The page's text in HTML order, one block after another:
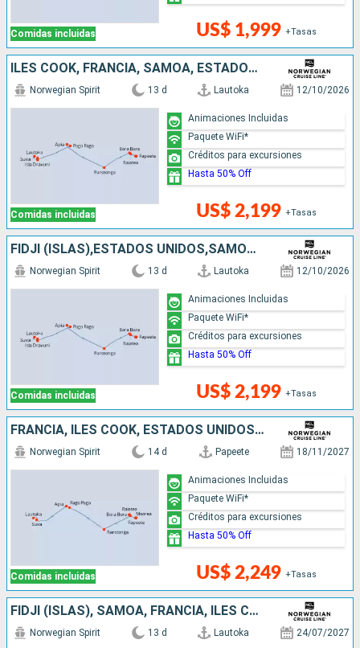
Comidas incluidas US$ 1,999 +Tasas
ILES COOK, FRANCIA, SAMOA, ESTADOS UNIDOS, FIDJI (ISLAS)
Comidas incluidas
Norwegian Spirit 13 d Lautoka 12/10/2026
US$ 2,199 +Tasas
Animaciones Incluidas
Paquete WiFi*
Créditos para excursiones
Hasta 50% Off
FIDJI (ISLAS),ESTADOS UNIDOS,SAMOA,ILES COOK,FRANCIA
Comidas incluidas
Norwegian Spirit 13 d Lautoka 12/10/2026
US$ 2,199 +Tasas
Animaciones Incluidas
Paquete WiFi*
Créditos para excursiones
Hasta 50% Off
FRANCIA, ILES COOK, ESTADOS UNIDOS, SAMOA, FIDJI (ISLAS)
Comidas incluidas
Norwegian Spirit 14 d Papeete 18/11/2027
US$ 2,249 +Tasas
Animaciones Incluidas
Paquete WiFi*
Créditos para excursiones
Hasta 50% Off
FIDJI (ISLAS), SAMOA, FRANCIA, ILES COOK
Norwegian Spirit 13 d Lautoka 24/07/2027